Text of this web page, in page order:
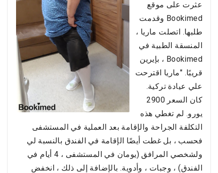
عثرت على موقع
Bookimed وقدمت
طلبها. اتصلت ماريا ،
المنسقة الطبية في
Bookimed ، بإيرين
قريبًا. "ماريا اقترحت
علي عيادة تركية.
كان السعر 2900
يورو. لم تغطي هذه
التكلفة الجراحة والإقامة بعد العملية في المستشفى
فحسب ، بل غطت أيضًا الإقامة في الفندق بالنسبة لي
ولشخصي المرافق (يومان في المستشفى ، 4 أيام في
الفندق) ، وجبات ، وأدوية. بالإضافة إلى ذلك ، انخفض